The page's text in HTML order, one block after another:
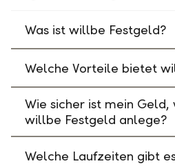
Was ist willbe Festgeld?
Welche Vorteile bietet
Wie sicher ist mein Geld,
willbe Festgeld anlege?
Welche Laufzeiten gibt